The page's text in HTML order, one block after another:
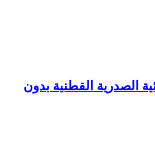
الصدرية القطنية بدون